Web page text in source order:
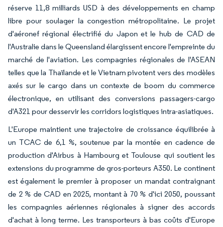
réserve 11,8 milliards USD à des développements en champ
libre pour soulager la congestion métropolitaine. Le projet
d'aéronef régional électrifié du Japon et le hub de CAD de
l'Australie dans le Queensland élargissent encore l'empreinte du
marché de l'aviation. Les compagnies régionales de l'ASEAN
telles que la Thaïlande et le Vietnam pivotent vers des modèles
axés sur le cargo dans un contexte de boom du commerce
électronique, en utilisant des conversions passagers-cargo
d'A321 pour desservir les corridors logistiques intra-asiatiques.
L'Europe maintient une trajectoire de croissance équilibrée à
un TCAC de 6,1 %, soutenue par la montée en cadence de
production d'Airbus à Hambourg et Toulouse qui soutient les
extensions du programme de gros-porteurs A350. Le continent
est également le premier à proposer un mandat contraignant
de 2 % de CAD en 2025, montant à 70 % d'ici 2050, poussant
les compagnies aériennes régionales à signer des accords
d'achat à long terme. Les transporteurs à bas coûts d'Europe